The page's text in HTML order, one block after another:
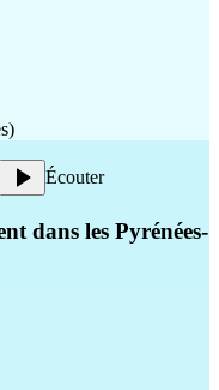
Écouter
dans les Pyrénées-